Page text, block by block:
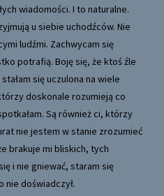
wiadomości. I to naturalne.
u siebie uchodźców. Nie
ludźmi. Zachwycam się
potrafią. Boję się, że ktoś źle
się uczulona na wiele
doskonale rozumieją co
Są również ci, którzy
nie jestem w stanie zrozumieć
brakuje mi bliskich, tych
i nie gniewać, staram się
nie doświadczył.